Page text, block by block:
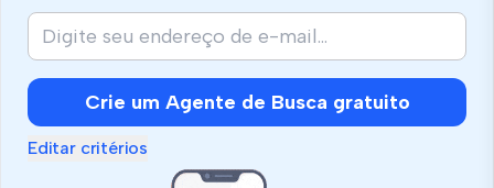
Crie um Agente de Busca gratuito
Editar critérios